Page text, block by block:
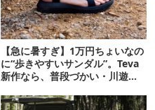
【急に暑すぎ】1万円ちょいなの
に“歩きやすいサンダル”。Teva
新作なら、普段づかい・川遊